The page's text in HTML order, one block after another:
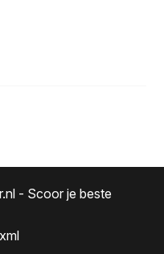
- Scoor je beste